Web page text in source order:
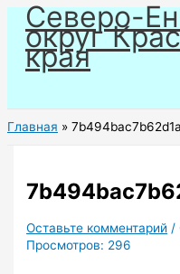
Перейти
содержимому
Северо-
округ
края
Главная
Оставьте комментарий /
Просмотров: 296